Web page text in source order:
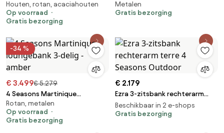
lounge dining set 2-delig
rechts - grey sand
Houten, rotan, acaciahouten
Op voorraad
Gratis bezorging
loungeset 2 delig amber 4
Seasons Outdoor
Metalen
Gratis bezorging
-34 %
€ 3.499€ 5.279
4 Seasons Martinique
loungebank 3-delig - amber
Rotan, metalen
Op voorraad
Gratis bezorging
€ 2.179
Ezra 3-zitsbank rechterarm
terre 4 Seasons Outdoor
Beschikbaar in 2 e-shops
Gratis bezorging